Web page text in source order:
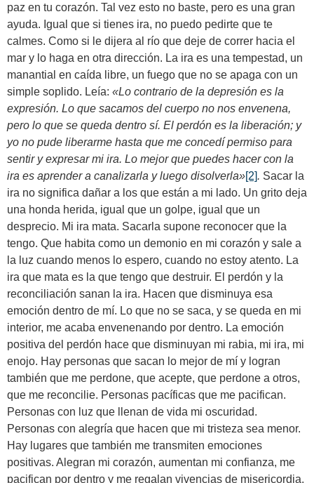
paz en tu corazón. Tal vez esto no baste, pero es una gran
ayuda. Igual que si tienes ira, no puedo pedirte que te
calmes. Como si le dijera al río que deje de correr hacia el
mar y lo haga en otra dirección. La ira es una tempestad, un
manantial en caída libre, un fuego que no se apaga con un
simple soplido. Leía: «Lo contrario de la depresión es la
expresión. Lo que sacamos del cuerpo no nos envenena,
pero lo que se queda dentro sí. El perdón es la liberación; y
yo no pude liberarme hasta que me concedí permiso para
sentir y expresar mi ira. Lo mejor que puedes hacer con la
ira es aprender a canalizarla y luego disolverla»[2]. Sacar la
ira no significa dañar a los que están a mi lado. Un grito deja
una honda herida, igual que un golpe, igual que un
desprecio. Mi ira mata. Sacarla supone reconocer que la
tengo. Que habita como un demonio en mi corazón y sale a
la luz cuando menos lo espero, cuando no estoy atento. La
ira que mata es la que tengo que destruir. El perdón y la
reconciliación sanan la ira. Hacen que disminuya esa
emoción dentro de mí. Lo que no se saca, y se queda en mi
interior, me acaba envenenando por dentro. La emoción
positiva del perdón hace que disminuyan mi rabia, mi ira, mi
enojo. Hay personas que sacan lo mejor de mí y logran
también que me perdone, que acepte, que perdone a otros,
que me reconcilie. Personas pacíficas que me pacifican.
Personas con luz que llenan de vida mi oscuridad.
Personas con alegría que hacen que mi tristeza sea menor.
Hay lugares que también me transmiten emociones
positivas. Alegran mi corazón, aumentan mi confianza, me
pacifican por dentro y me regalan vivencias de misericordia.